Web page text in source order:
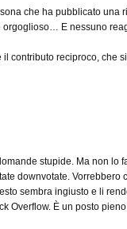
che ha pubblicato una
orgoglioso… E nessuno
contributo reciproco, che
stupide. Ma non lo
downvotate. Vorrebbero
sembra ingiusto e li
Overflow. È un posto